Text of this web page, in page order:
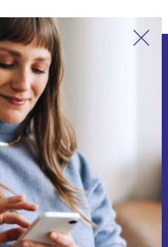
onze nieuwsbrief en
aanbieding.
vind je in ons